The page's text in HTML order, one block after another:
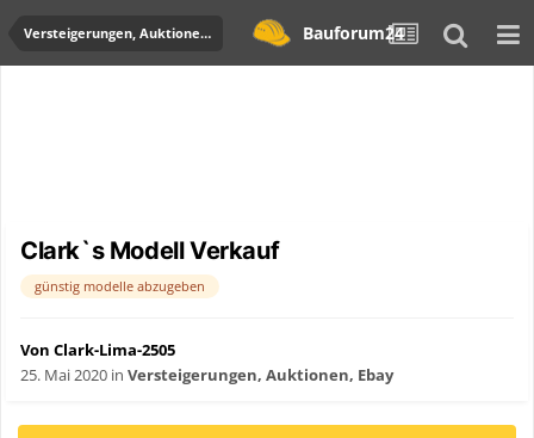
Versteigerungen, Auktionen, Ebay Bauforum24
Clark`s Modell Verkauf
günstig modelle abzugeben
Von Clark-Lima-2505
25. Mai 2020 in Versteigerungen, Auktionen, Ebay